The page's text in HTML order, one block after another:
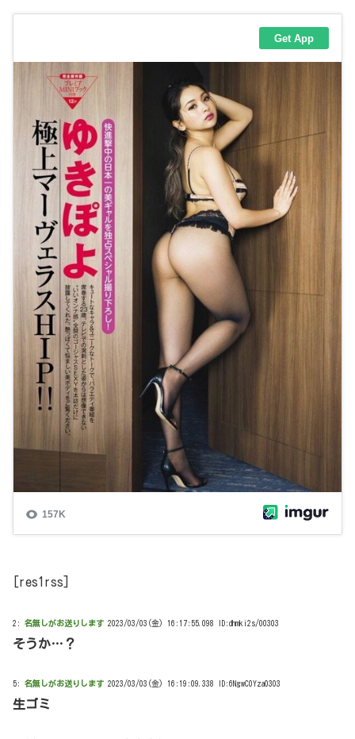
[res1rss]
2: 名無しがお送りします 2023/03/03(金) 16:17:55.098 ID:dhmki2s/00303
そうか…？
5: 名無しがお送りします 2023/03/03(金) 16:19:09.338 ID:6NgwC0Yza0303
生ゴミ